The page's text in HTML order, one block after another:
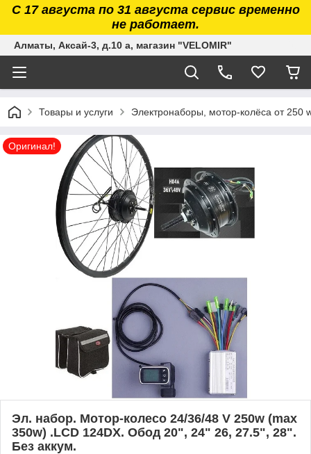
С 17 августа по 31 августа сервис временно
не работает.
Алматы, Аксай-3, д.10 а, магазин "VELOMIR"
Товары и услуги Электронаборы, мотор-колёса от 250
Оригинал!
Эл. набор. Мотор-колесо 24/36/48 V 250w (max
350w) .LCD 124DX. Обод 20", 24" 26, 27.5", 28".
Без аккум.